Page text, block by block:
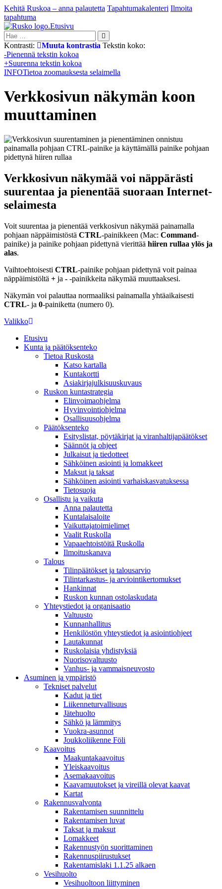
Kehitä Ruskoa – anna palautetta Tapahtumakalenteri Ilmoita
tapahtuma
Etusivu
Hae:
Kontrasti:
Muuta kontrastia Tekstin koko:
-Pienennä tekstin kokoa
+Suurenna tekstin kokoa
INFOTietoa zoomauksesta selaimella
Verkkosivun näkymän koon
muuttaminen
Verkkosivun näkymää voi näppärästi
suurentaa ja pienentää suoraan Internet-
selaimesta
Voit suurentaa ja pienentää verkkosivun näkymää painamalla
pohjaan näppäimistöstä CTRL-painikkeen (Mac: Command-
painike) ja painike pohjaan pidettynä vierittää hiiren rullaa ylös ja
alas.
Vaihtoehtoisesti CTRL-painike pohjaan pidettynä voit painaa
näppäimistöltä + ja - -painikkeita näkymää muuttaaksesi.
Näkymän voi palauttaa normaaliksi painamalla yhtäaikaisesti
CTRL- ja 0-painiketta (numero 0).
Valikko
Etusivu
Kunta ja päätöksenteko
Tietoa Ruskosta
Katso kartalla
Kuntakortti
Asiakirjajulkisuuskuvaus
Ruskon kuntastrategia
Elinvoimaohjelma
Hyvinvointiohjelma
Osallisuusohjelma
Päätöksenteko
Esityslistat, pöytäkirjat ja viranhaltijapäätökset
Säännöt ja ohjeet
Julkaisut ja tiedotteet
Sähköinen asiointi ja lomakkeet
Maksut ja taksat
Sähköinen asiointi varhaiskasvatuksessa
Tietosuoja
Osallistu ja vaikuta
Anna palautetta
Kuntalaisaloite
Vaikuttajatoimielimet
Vaalit Ruskolla
Vapaaehtoistöitä Ruskolla
Ilmoituskanava
Talous
Tilinpäätökset ja talousarvio
Tilintarkastus- ja arviointikertomukset
Hankinnat
Ruskon kunnan ostolaskudata
Yhteystiedot ja organisaatio
Valtuusto
Kunnanhallitus
Henkilöstön yhteystiedot ja asiointiohjeet
Lautakunnat
Ruskolaisia yhdistyksiä
Nuorisovaltuusto
Vanhus- ja vammaisneuvosto
Asuminen ja ympäristö
Tekniset palvelut
Kadut ja tiet
Liikenneturvallisuus
Jätehuolto
Sähkö ja lämmitys
Vuokra-asunnot
Joukkoliikenne Föli
Kaavoitus
Maakuntakaavoitus
Yleiskaavoitus
Asemakaavoitus
Kaavamuutokset ja vireillä olevat kaavat
Kartat
Rakennusvalvonta
Rakentamisen suunnittelu
Rakentamisen luvat
Taksat ja maksut
Lomakkeet
Rakennustyön suorittaminen
Rakennuspiirustukset
Rakentamislaki 1.1.25 alkaen
Vesihuolto
Vesihuoltoon liittyminen